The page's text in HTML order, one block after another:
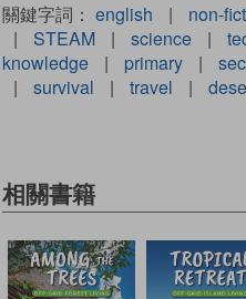
關鍵字詞： english | non-
|
STEAM | science |
knowledge
| primary |
|
survival | travel |
相關書籍